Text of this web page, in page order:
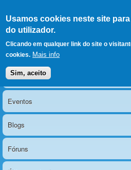
Usamos cookies neste site
do utilizador.
Clicando em qualquer link do site o
cookies. Mais info
Sim, aceito
O portal da visão
Menu principal
Notícias
Eventos
Blogs
Fóruns